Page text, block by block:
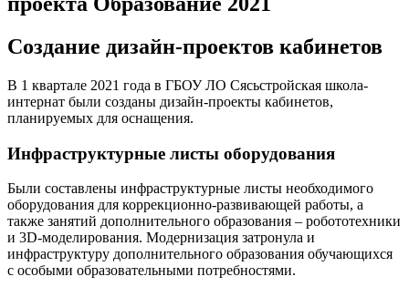
Создание дизайн-проектов кабинетов
В 1 квартале 2021 года в ГБОУ ЛО Сясьстройская школа-
интернат были созданы дизайн-проекты кабинетов,
планируемых для оснащения.
Инфраструктурные листы оборудования
Были составлены инфраструктурные листы необходимого
оборудования для коррекционно-развивающей работы, а
также занятий дополнительного образования – робототехники
и 3D-моделирования. Модернизация затронула и
инфраструктуру дополнительного образования обучающихся
с особыми образовательными потребностями.